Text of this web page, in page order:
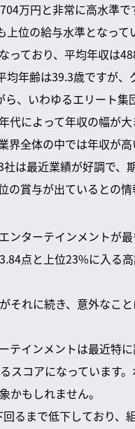
万円と非常に高水準
位の給与水準となっ
ており、平均年収は
年齢は39.3歳ですが
、いわゆるエリート集
代によって年収の幅が
全体の中では年収が高
は最近業績が好調で、
賞与が出ているとの情
ターテインメントが最
点と上位23%に入る
それに続き、意外なこ
テインメントは最近特
スコアになっています
かもしれません。
るまで低下しており、